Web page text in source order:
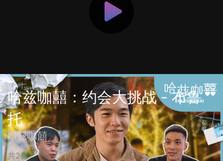
哈兹咖囍：约会大挑战 - 布鲁
托
哈茲咖囍
共2集